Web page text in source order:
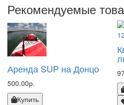
Рекомендуемые
Аренда SUP на Донцо
500.00р.
Купить